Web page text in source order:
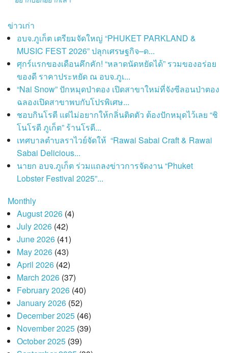
ข่าวเก่า
อบจ.ภูเก็ต เตรียมจัดใหญ่ “PHUKET PARKLAND &
MUSIC FEST 2026” ปลุกเศรษฐกิจ–ด...
ศุกร์แรกของเดือนคึกคัก! “หลาดนัดหยัดได้” รวมของอร่อย
ของดี ราคาประหยัด ณ อบจ.ภูเ...
“Nai Snow” ปักหมุดป่าตอง เปิดสาขาใหม่ที่จังซีลอนป่าตอง
ฉลองเปิดสาขาพบกับโปรพิเศษ...
ชอบกินโรตี แต่ไม่อยากให้กลิ่นติดตัว ต้องปักหมุดไว้เลย “ชิ
โนโรตี ภูเก็ต” ร้านโรตี...
เทศบาลตำบลราไวย์จัดให้ “Rawai Sabai Craft & Rawai
Sabai Delicious...
นายก อบจ.ภูเก็ต ร่วมแถลงข่าวการจัดงาน “Phuket
Lobster Festival 2025”...
Monthly
August 2026(4)
July 2026(42)
June 2026(41)
May 2026(43)
April 2026(42)
March 2026(37)
February 2026(40)
January 2026(52)
December 2025(46)
November 2025(39)
October 2025(39)